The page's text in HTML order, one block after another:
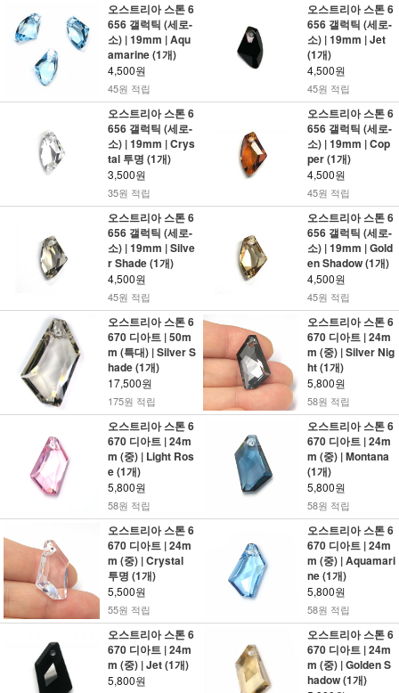
오스트리아 스톤 6
656 갤럭틱 (세로-
소) | 19mm | Aqu
amarine (1개)
4,500원
45원 적립
오스트리아 스톤 6
656 갤럭틱 (세로-
소) | 19mm | Jet
(1개)
4,500원
45원 적립
오스트리아 스톤 6
656 갤럭틱 (세로-
소) | 19mm | Crys
tal 투명 (1개)
3,500원
35원 적립
오스트리아 스톤 6
656 갤럭틱 (세로-
소) | 19mm | Cop
per (1개)
4,500원
45원 적립
오스트리아 스톤 6
656 갤럭틱 (세로-
소) | 19mm | Silve
r Shade (1개)
4,500원
45원 적립
오스트리아 스톤 6
656 갤럭틱 (세로-
소) | 19mm | Gold
en Shadow (1개)
4,500원
45원 적립
오스트리아 스톤 6
670 디아트 | 50m
m (특대) | Silver S
hade (1개)
17,500원
175원 적립
오스트리아 스톤 6
670 디아트 | 24m
m (중) | Silver Nig
ht (1개)
5,800원
58원 적립
오스트리아 스톤 6
670 디아트 | 24m
m (중) | Light Ros
e (1개)
5,800원
58원 적립
오스트리아 스톤 6
670 디아트 | 24m
m (중) | Montana
(1개)
5,800원
58원 적립
오스트리아 스톤 6
670 디아트 | 24m
m (중) | Crystal
투명 (1개)
5,500원
55원 적립
오스트리아 스톤 6
670 디아트 | 24m
m (중) | Aquamari
ne (1개)
5,800원
58원 적립
오스트리아 스톤 6
670 디아트 | 24m
m (중) | Jet (1개)
5,800원
오스트리아 스톤 6
670 디아트 | 24m
m (중) | Golden S
hadow (1개)